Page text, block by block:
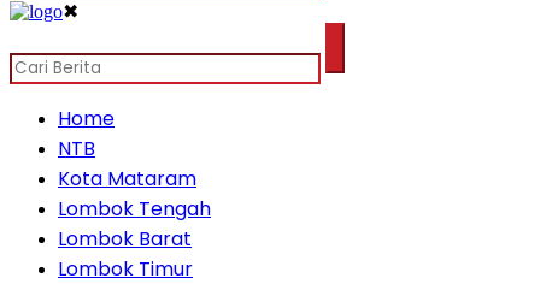
✖
Home
NTB
Kota Mataram
Lombok Tengah
Lombok Barat
Lombok Timur